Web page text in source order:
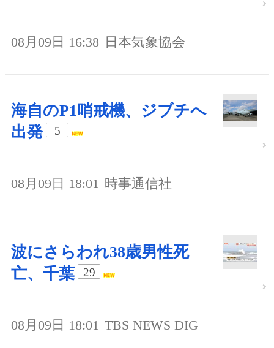
08月09日 16:38 日本気象協会
海自のP1哨戒機、ジブチへ
出発
5
08月09日 18:01 時事通信社
波にさらわれ38歳男性死
亡、千葉
29
08月09日 18:01 TBS NEWS DIG